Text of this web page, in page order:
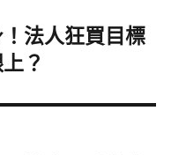
法人狂買目標
？